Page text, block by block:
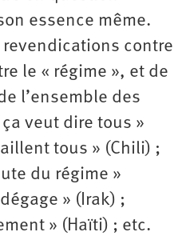
essence même.
revendications contre
le « régime », et de
l’ensemble des
veut dire tous »
aillent tous » (Chili) ;
du régime »
» (Irak) ;
» (Haïti) ; etc.